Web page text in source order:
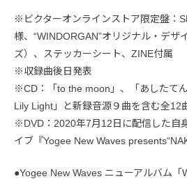
※ビクターオンラインストア限定盤：
様、“WINDORGAN”オリジナル・デザ
ズ）、ステッカーシート、ZINE付属
※収録曲後日発表
※CD：「to the moon」、「あしたて
Lily Light」と新録音源９曲を含む全12
※DVD：2020年7月12日に配信した自
イブ『Yogee New Waves
●Yogee New Waves ニューアルバム「